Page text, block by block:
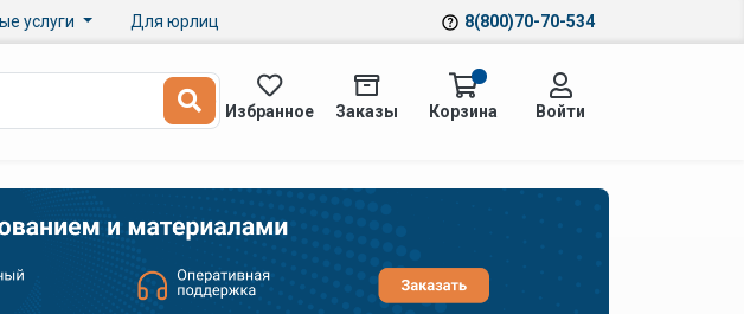
услуги Для юрлиц 8(800)70-70-534
Избранное Заказы Корзина Войти